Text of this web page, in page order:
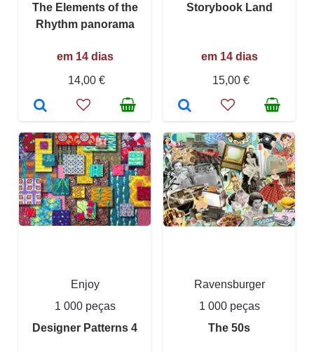
The Elements of the
Rhythm panorama
em 14 dias
14,00 €
Storybook Land
em 14 dias
15,00 €
Enjoy
1 000 peças
Designer Patterns 4
Ravensburger
1 000 peças
The 50s